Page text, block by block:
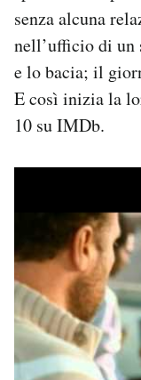
senza alcuna
nell’ufficio di un
e lo bacia; il
E così inizia la
10 su IMDb.